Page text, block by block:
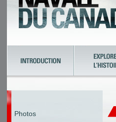
Photos